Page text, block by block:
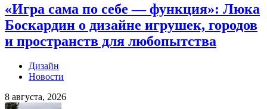
«Игра сама по себе — функция»: Люка
Боскардин о дизайне игрушек, городов
и пространств для любопытства
Дизайн
Новости
8 августа, 2026